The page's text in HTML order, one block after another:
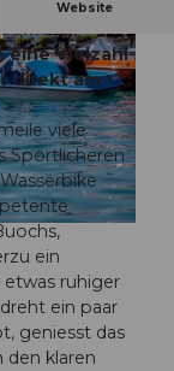
Website
eine Vielzahl
direkt am
viele
Sportlicheren
ein
etwas ruhiger
ein paar
geniesst das
den klaren